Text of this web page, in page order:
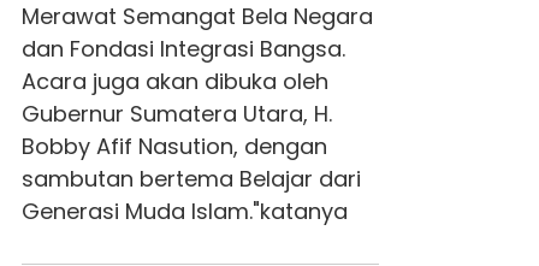
Merawat Semangat Bela Negara
dan Fondasi Integrasi Bangsa.
Acara juga akan dibuka oleh
Gubernur Sumatera Utara, H.
Bobby Afif Nasution, dengan
sambutan bertema Belajar dari
Generasi Muda Islam."katanya